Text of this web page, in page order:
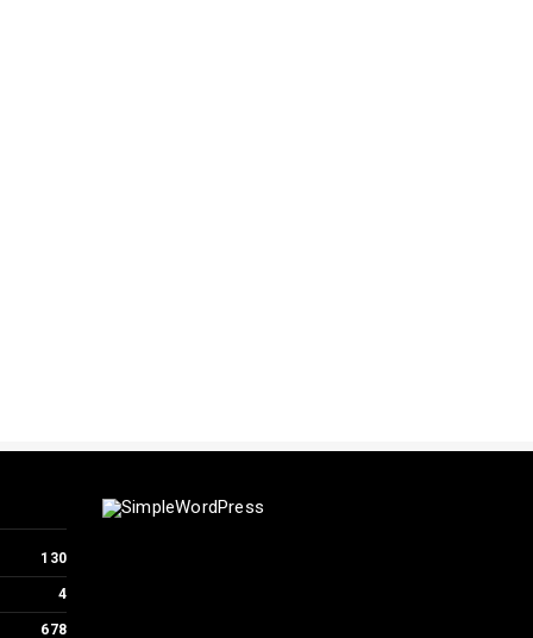
130
4
678